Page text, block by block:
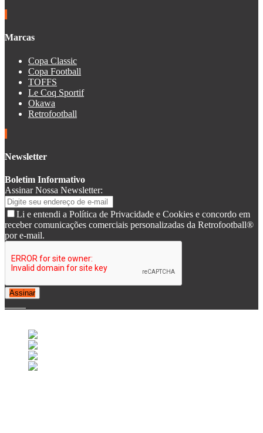
Marcas
Copa Classic
Copa Football
TOFFS
Le Coq Sportif
Okawa
Retrofootball
Newsletter
Boletim Informativo
Assinar Nossa Newsletter:
Li e entendi a Política de Privacidade e Cookies e concordo em
receber comunicações comerciais personalizadas da Retrofootball®
por e-mail.
Assinar